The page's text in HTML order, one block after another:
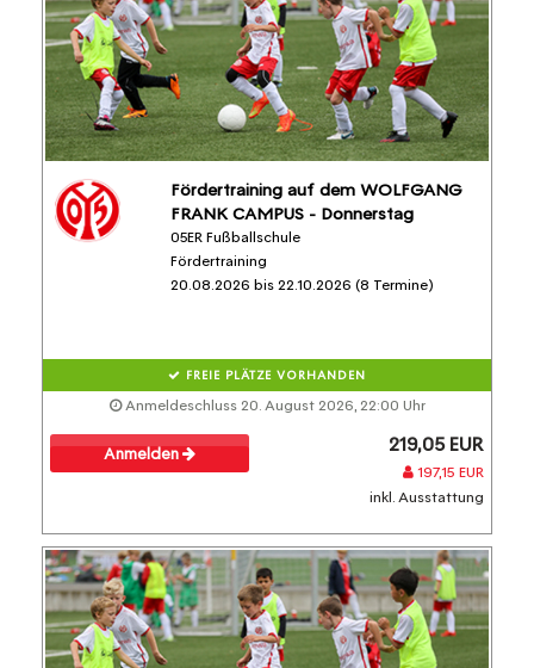
Fördertraining auf dem WOLFGANG
FRANK CAMPUS - Donnerstag
05ER Fußballschule
Fördertraining
20.08.2026 bis 22.10.2026 (8 Termine)
FREIE PLÄTZE VORHANDEN
Anmeldeschluss 20. August 2026, 22:00 Uhr
Anmelden 219,05 EUR
197,15 EUR
inkl. Ausstattung